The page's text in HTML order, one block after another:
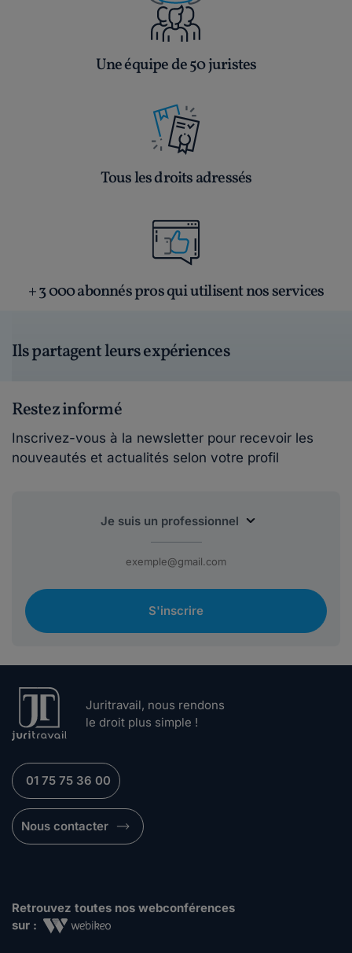
Une équipe de 50 juristes
Tous les droits adressés
+ 3 000 abonnés pros qui utilisent nos services
Ils partagent leurs expériences
Restez informé
Inscrivez-vous à la newsletter pour recevoir les
nouveautés et actualités selon votre profil
S'inscrire
Juritravail, nous rendons
le droit plus simple !
01 75 75 36 00
Nous contacter
Retrouvez toutes nos webconférences
sur :